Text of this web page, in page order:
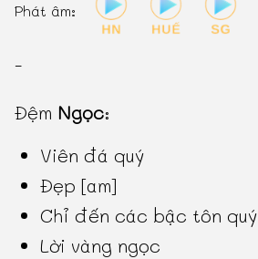
Phát âm:
-
Đệm Ngọc:
Viên đá quý
Đẹp [am]
Chỉ đến các bậc tôn quý
Lời vàng ngọc